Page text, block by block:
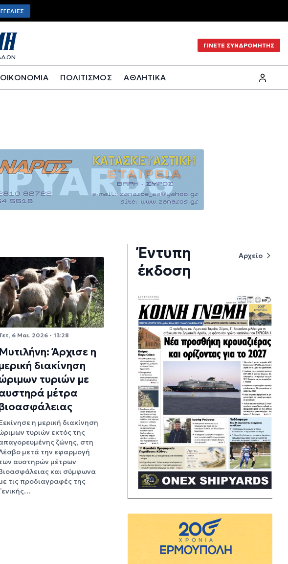
ΓΙΝΕΤΕ ΣΥΝΔΡΟΜΗΤΗΣ
ΟΙΚΟΝΟΜΙΑ ΠΟΛΙΤΙΣΜΟΣ
ΑΘΛΗΤΙΚΑ
6 Μαι. 2026 - 13:28
Μυτιλήνη: Άρχισε η
διακίνηση
τυριών με
μέτρα
η μερική διακίνηση
τυριών εκτός της
ζώνης, στη
μετά την εφαρμογή
αυστηρών μέτρων
και σύμφωνα
τις προδιαγραφές της
Έντυπη
έκδοση
Αρχείο